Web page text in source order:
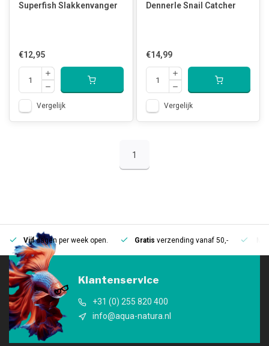
Superfish Slakkenvanger
€12,95
Vergelijk
Dennerle Snail Catcher
€14,99
Vergelijk
1
Vijfdagen per week open. Gratis verzending vanaf 50,-
Klantenservice
+31 (0) 255 820 400
info@aqua-natura.nl